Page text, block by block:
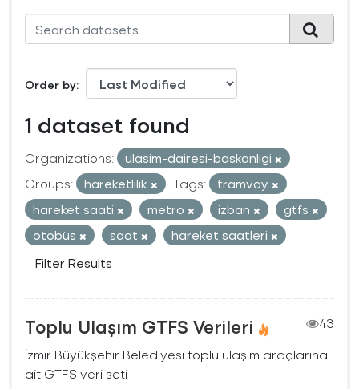
Order by
1 dataset found
Organizations:
ulasim-dairesi-baskanligi
Groups:
hareketlilik Tags:
tramvay
hareket saati
metro izban
gtfs
otobüs
saat
hareket saatleri
Filter Results
Toplu Ulaşım GTFS Verileri
43
İzmir Büyükşehir Belediyesi toplu ulaşım araçlarına
ait GTFS veri seti